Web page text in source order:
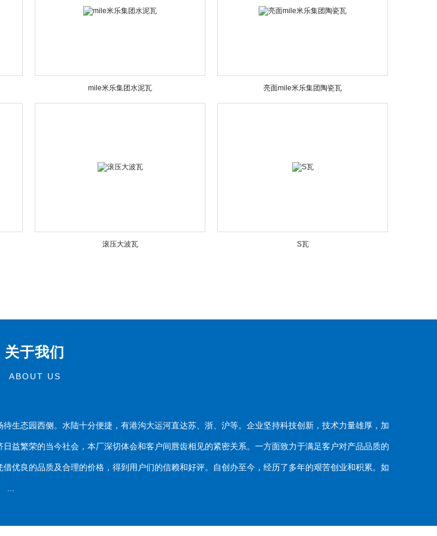
mile米乐集团水泥瓦 亮面mile米乐集团陶瓷瓦
滚压大波瓦 S瓦
关于我们
ABOUT US
态园西侧。水陆十分便捷，有港沟大运河直达苏、浙、沪等。企业坚持科技创新，技术力量雄厚，加
荣的当今社会，本厂深切体会和客户间唇齿相见的紧密关系。一方面致力于满足客户对产品品质的
的品质及合理的价格，得到用户们的信赖和好评。自创办至今，经历了多年的艰苦创业和积累。如
...